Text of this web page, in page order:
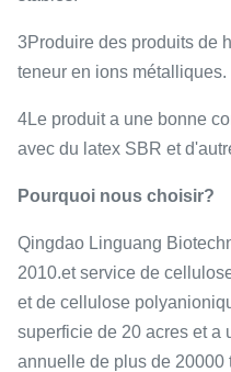
3Produire des produits de
teneur en ions métalliques.
4Le produit a une bonne
avec du latex SBR et
Pourquoi nous choisir?
Qingdao Linguang
2010.et service de
et de cellulose
superficie de 20 acres et a
annuelle de plus de 20000